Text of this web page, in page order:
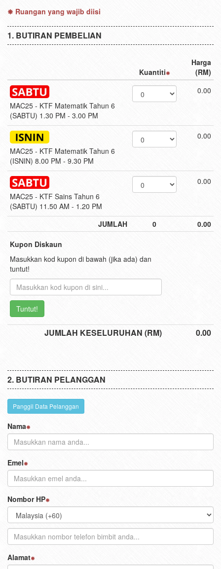
Ruangan yang wajib diisi
BUTIRAN PEMBELIAN
Kuantiti
Harga
(RM)
MAC25 - KTF Matematik Tahun 6
(SABTU) 1.30 PM - 3.00 PM
0.00
MAC25 - KTF Matematik Tahun 6
(ISNIN) 8.00 PM - 9.30 PM
0.00
MAC25 - KTF Sains Tahun 6
(SABTU) 11.50 AM - 1.20 PM
0.00
JUMLAH 0 0.00
Kupon Diskaun
Masukkan kod kupon di bawah (jika ada) dan
tuntut!
Tuntut!
JUMLAH KESELURUHAN (RM) 0.00
BUTIRAN PELANGGAN
Panggil Data Pelanggan
Nama
Emel
Nombor HP
Alamat